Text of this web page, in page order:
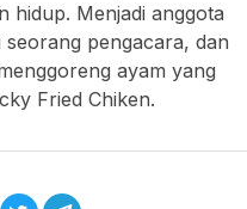
hidup. Menjadi anggota
pengacara, dan
ayam yang
Fried Chiken.